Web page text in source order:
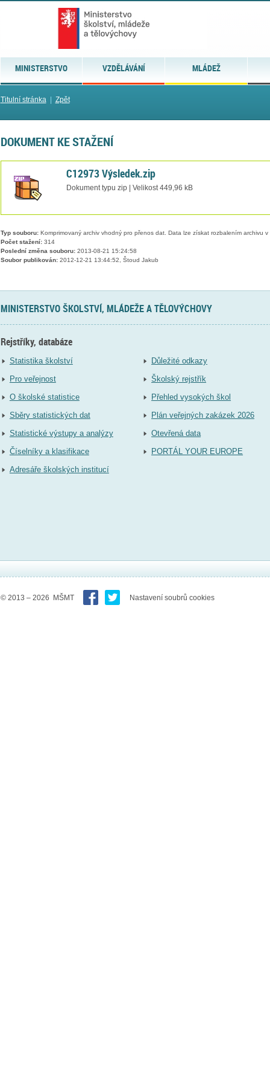
MINISTERSTVO VZDĚLÁVÁNÍ MLÁDEŽ
Titulní stránka| Zpět
DOKUMENT KE STAŽENÍ
C12973 Výsledek.zip
Dokument typu zip | Velikost 449,96 kB
Typ souboru:Komprimovaný archiv vhodný pro přenos dat. Data lze získat rozbalením archivu
Počet stažení:314
Poslední změna souboru:2013-08-21 15:24:58
Soubor publikován:2012-12-21 13:44:52, Štoud Jakub
MINISTERSTVO ŠKOLSTVÍ, MLÁDEŽE A TĚLOVÝCHOVY
Rejstříky, databáze
Statistika školství
Pro veřejnost
O školské statistice
Sběry statistických dat
Statistické výstupy a analýzy
Číselníky a klasifikace
Adresáře školských institucí
Důležité odkazy
Školský rejstřík
Přehled vysokých škol
Plán veřejných zakázek 2026
Otevřená data
PORTÁL YOUR EUROPE
© 2013 – 2026 MŠMT Nastavení soubrů cookies